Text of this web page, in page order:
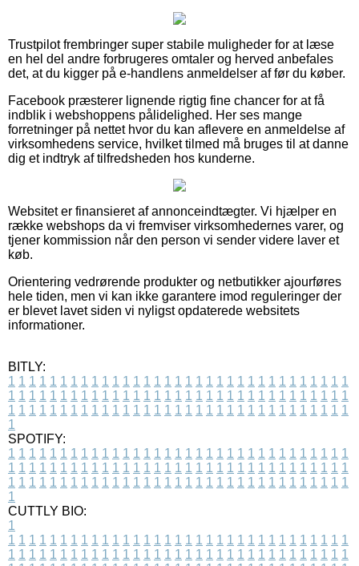
Trustpilot frembringer super stabile muligheder for at læse
en hel del andre forbrugeres omtaler og herved anbefales
det, at du kigger på e-handlens anmeldelser af før du køber.
Facebook præsterer lignende rigtig fine chancer for at få
indblik i webshoppens pålidelighed. Her ses mange
forretninger på nettet hvor du kan aflevere en anmeldelse af
virksomhedens service, hvilket tilmed må bruges til at danne
dig et indtryk af tilfredsheden hos kunderne.
Websitet er finansieret af annonceindtægter. Vi hjælper en
række webshops da vi fremviser virksomhedernes varer, og
tjener kommission når den person vi sender videre laver et
køb.
Orientering vedrørende produkter og netbutikker ajourføres
hele tiden, men vi kan ikke garantere imod reguleringer der
er blevet lavet siden vi nyligst opdaterede websitets
informationer.
BITLY:
1 1 1 1 1 1 1 1 1 1 1 1 1 1 1 1 1 1 1 1 1 1 1 1 1 1 1 1 1 1 1 1 1
1 1 1 1 1 1 1 1 1 1 1 1 1 1 1 1 1 1 1 1 1 1 1 1 1 1 1 1 1 1 1 1 1
1 1 1 1 1 1 1 1 1 1 1 1 1 1 1 1 1 1 1 1 1 1 1 1 1 1 1 1 1 1 1 1 1
1
SPOTIFY:
1 1 1 1 1 1 1 1 1 1 1 1 1 1 1 1 1 1 1 1 1 1 1 1 1 1 1 1 1 1 1 1 1
1 1 1 1 1 1 1 1 1 1 1 1 1 1 1 1 1 1 1 1 1 1 1 1 1 1 1 1 1 1 1 1 1
1 1 1 1 1 1 1 1 1 1 1 1 1 1 1 1 1 1 1 1 1 1 1 1 1 1 1 1 1 1 1 1 1
1
CUTTLY BIO:
1
1 1 1 1 1 1 1 1 1 1 1 1 1 1 1 1 1 1 1 1 1 1 1 1 1 1 1 1 1 1 1 1 1
1 1 1 1 1 1 1 1 1 1 1 1 1 1 1 1 1 1 1 1 1 1 1 1 1 1 1 1 1 1 1 1 1